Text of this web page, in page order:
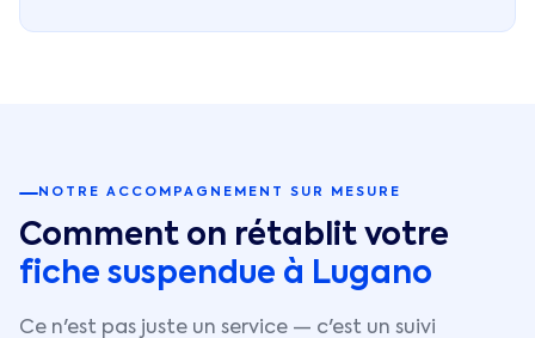
NOTRE ACCOMPAGNEMENT SUR MESURE
Comment on rétablit votre
fiche suspendue à Lugano
Ce n'est pas juste un service — c'est un suivi